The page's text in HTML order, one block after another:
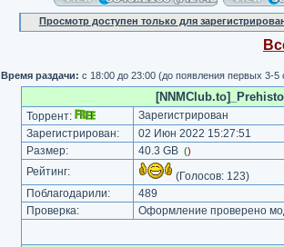
Просмотр доступен только для
Время раздачи: с 18:00 до 23:00 (до появления первых 3-5
Торрент:
Зарегистрирован
Зарегистрирован:
02 Июн 2022 15:27:51
Размер:
40.3 GB ()
Рейтинг: (Голосов: 123)
Поблагодарили:
489
Проверка:
Оформление проверено